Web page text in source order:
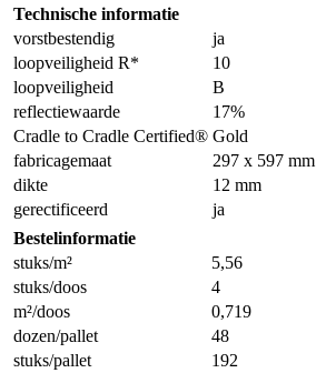
Technische informatie
vorstbestendig
ja
loopveiligheid R*
10
loopveiligheid
B
reflectiewaarde
17%
Cradle to Cradle Certified® Gold
fabricagemaat
297 x 597 mm
dikte
12 mm
gerectificeerd
ja
Bestelinformatie
stuks/m²
5,56
stuks/doos
4
m²/doos
0,719
dozen/pallet
48
stuks/pallet
192